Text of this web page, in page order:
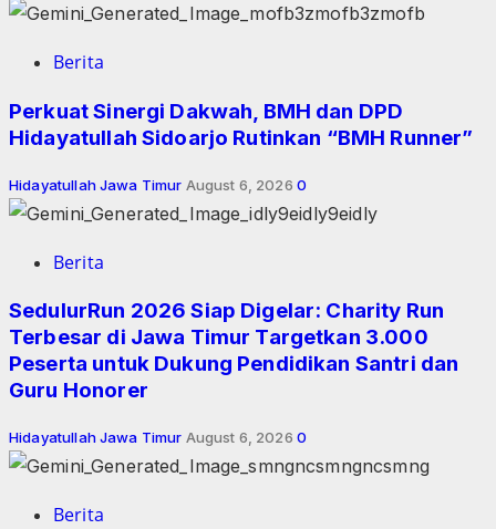
Berita
Perkuat Sinergi Dakwah, BMH dan DPD
Hidayatullah Sidoarjo Rutinkan “BMH Runner”
Hidayatullah Jawa Timur August 6, 2026 0
Berita
SedulurRun 2026 Siap Digelar: Charity Run
Terbesar di Jawa Timur Targetkan 3.000
Peserta untuk Dukung Pendidikan Santri dan
Guru Honorer
Hidayatullah Jawa Timur August 6, 2026 0
Berita